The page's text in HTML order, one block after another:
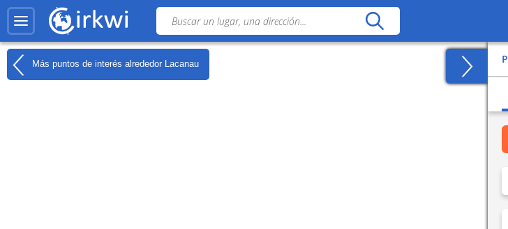
Más puntos de interés alrededor Lacanau